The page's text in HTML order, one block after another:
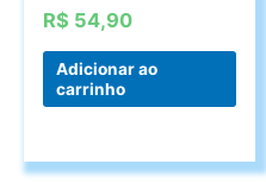
R$ 54,90
Adicionar ao
carrinho